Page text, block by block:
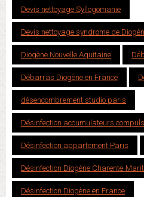
Devis nettoyage Syllogomanie
Devis nettoyage syndrome de
Diogène Nouvelle Aquitaine
Débarras Diogène en France
désencombrement studio paris
Désinfection accumulateurs
Désinfection appartement Paris
Désinfection Diogène Charente-
Désinfection Diogène en France